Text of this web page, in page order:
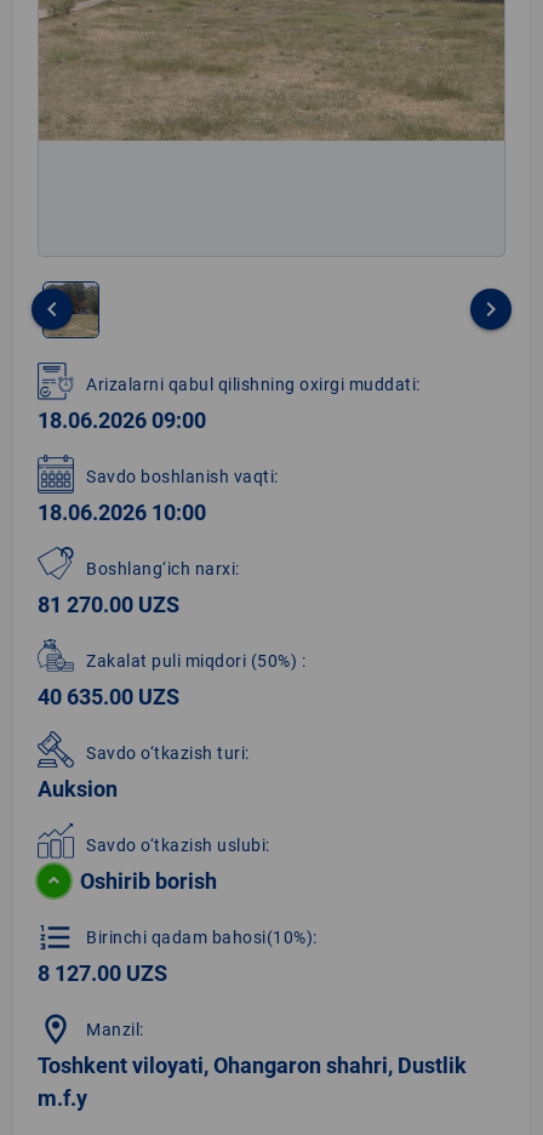
1
of
1
keyboard_arrow_left keyboard_arrow_right
Arizalarni qabul qilishning oxirgi muddati:
18.06.2026 09:00
Savdo boshlanish vaqti:
18.06.2026 10:00
Boshlang‘ich narxi:
81 270.00 UZS
Zakalat puli miqdori (50%) :
40 635.00 UZS
Savdo o‘tkazish turi:
Auksion
Savdo o‘tkazish uslubi:
Oshirib borish
format_list_numbered Birinchi qadam bahosi(10%):
8 127.00 UZS
location_on Manzil:
Toshkent viloyati, Ohangaron shahri, Dustlik
m.f.y